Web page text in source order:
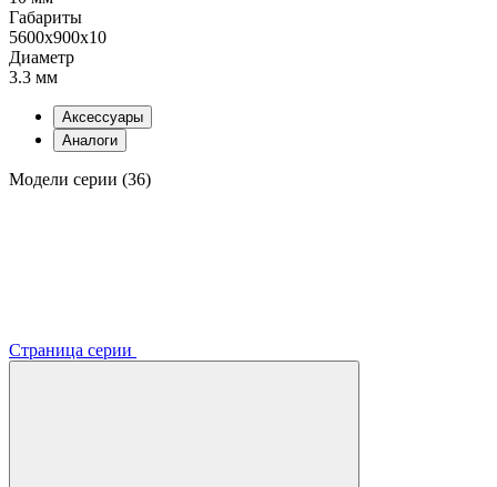
Габариты
5600x900x10
Диаметр
3.3 мм
Аксессуары
Аналоги
Модели серии (36)
Страница серии